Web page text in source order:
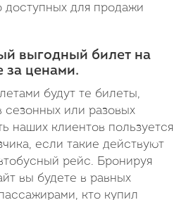
доступных для продажи
выгодный билет на
за ценами.
будут те билеты,
сезонных или разовых
наших клиентов пользуется
если такие действуют
рейс. Бронируя
вы будете в равных
кто купил